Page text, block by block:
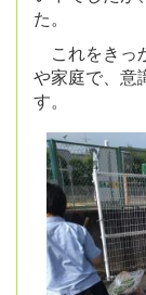
た。
これをきっ
や家庭で、意
す。